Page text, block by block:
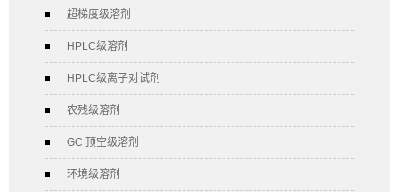
超梯度级溶剂
HPLC级溶剂
HPLC级离子对试剂
农残级溶剂
GC 顶空级溶剂
环境级溶剂